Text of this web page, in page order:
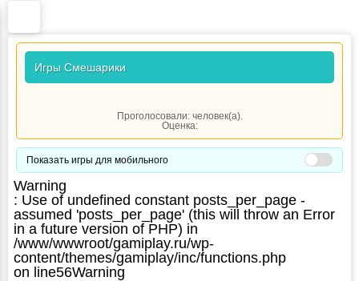
Игры Смешарики
Проголосовали: человек(а).
Оценка:
Показать игры для мобильного
Warning
: Use of undefined constant posts_per_page -
assumed 'posts_per_page' (this will throw an Error
in a future version of PHP) in
/www/wwwroot/gamiplay.ru/wp-
content/themes/gamiplay/inc/functions.php
on line56Warning